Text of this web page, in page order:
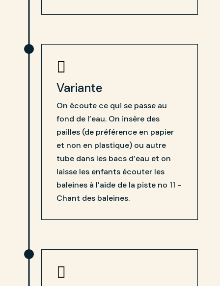

Variante
On écoute ce qui se passe au
fond de l’eau. On insère des
pailles (de préférence en papier
et non en plastique) ou autre
tube dans les bacs d’eau et on
laisse les enfants écouter les
baleines à l’aide de la piste no 11 -
Chant des baleines.
